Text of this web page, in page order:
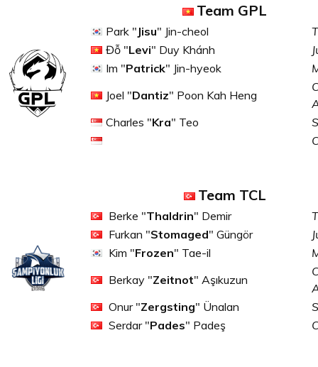
Team GPL
Park " Jisu" Jin-cheol
Đỗ "Levi" Duy Khánh
Im "Patrick" Jin-hyeok
Joel "Dantiz" Poon Kah Heng
Charles "Kra" Teo
Team TCL
Berke "Thaldrin" Demir
Furkan "Stomaged" Güngör
Kim "Frozen" Tae-il
Berkay "Zeitnot" Aşıkuzun
Onur "Zergsting" Ünalan
Serdar "Pades" Padeş